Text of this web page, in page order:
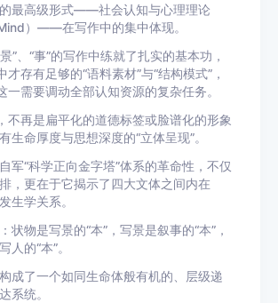
最高级形式——社会认知与心理理论
）——在写作中的集中体现。
”、“事”的写作中练就了扎实的基本功，
才存有足够的“语料素材”与“结构模式”，
一需要调动全部认知资源的复杂任务。
不再是扁平化的道德标签或脸谱化的形象
生命厚度与思想深度的“立体呈现”。
军“科学正向金字塔”体系的革命性，不仅
，更在于它揭示了四大文体之间内在
生学关系。
状物是写景的“本”，写景是叙事的“本”，
人的“本”。
成了一个如同生命体般有机的、层级递
系统。